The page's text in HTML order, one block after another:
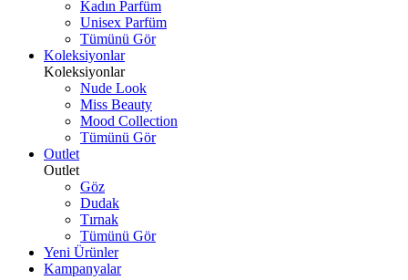
Kadın Parfüm
Unisex Parfüm
Tümünü Gör
Koleksiyonlar
Koleksiyonlar
Nude Look
Miss Beauty
Mood Collection
Tümünü Gör
Outlet
Outlet
Göz
Dudak
Tırnak
Tümünü Gör
Yeni Ürünler
Kampanyalar